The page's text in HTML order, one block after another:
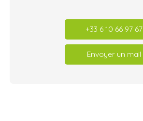
+33 6 10 66 97 67
Envoyer un mail